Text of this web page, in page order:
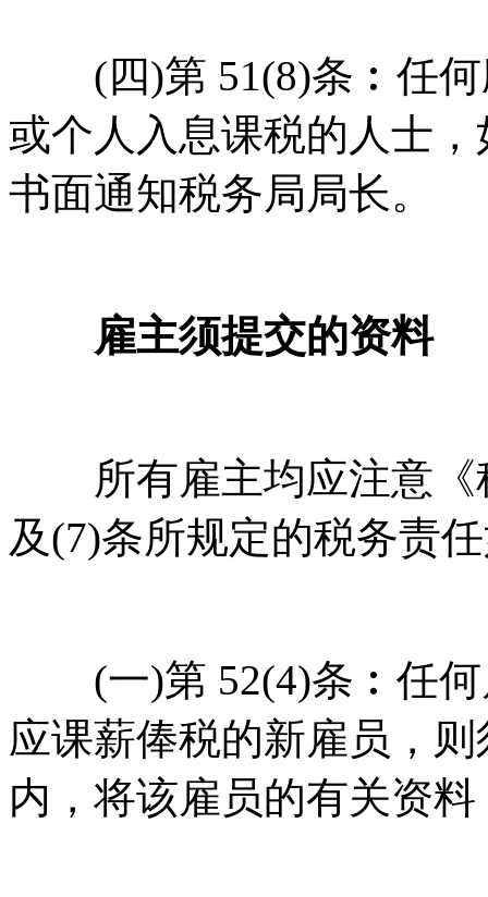
(四)第 51(8)条︰任何
或个人入息课税的人士
书面通知税务局局长。
雇主须提交的资料
所有雇主均应注意《
及(7)条所规定的税务责
(一)第 52(4)条︰任何
应课薪俸税的新雇员，
内，将该雇员的有关资